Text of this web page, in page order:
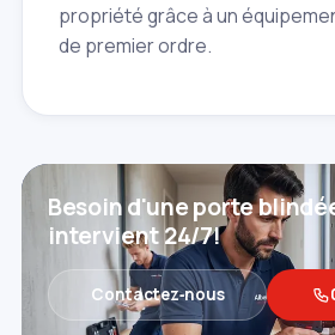
propriété grâce à un
de premier ordre.
Besoin d'une porte
intervient 24/7!
Contactez‑nous